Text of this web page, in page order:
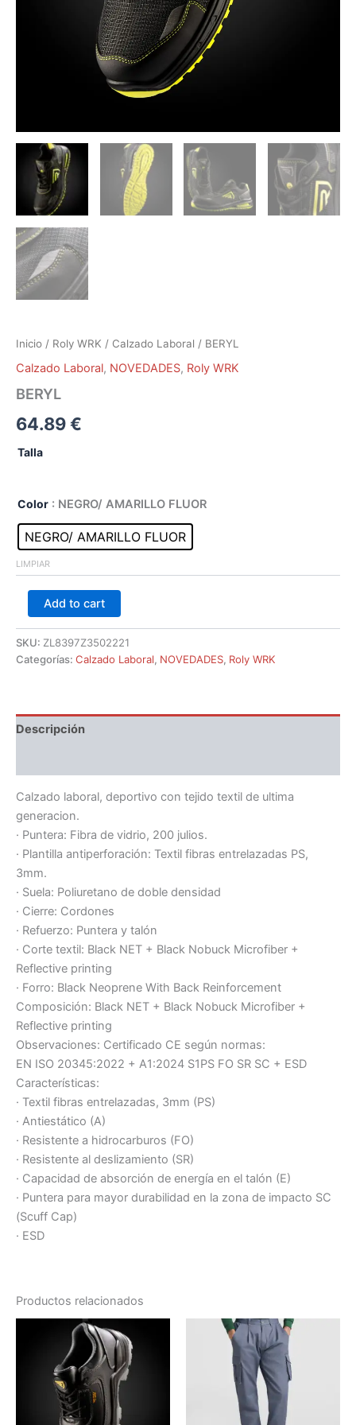
Inicio / Roly WRK / Calzado Laboral / BERYL
Calzado Laboral, NOVEDADES, Roly WRK
BERYL
64.89€
Talla
Color : NEGRO/ AMARILLO FLUOR
NEGRO/ AMARILLO FLUOR
LIMPIAR
Add to cart
SKU: ZL8397Z3502221
Categorías: Calzado Laboral, NOVEDADES, Roly WRK
Descripción
Calzado laboral, deportivo con tejido textil de ultima
generacion.
· Puntera: Fibra de vidrio, 200 julios.
· Plantilla antiperforación: Textil fibras entrelazadas PS,
3mm.
· Suela: Poliuretano de doble densidad
· Cierre: Cordones
· Refuerzo: Puntera y talón
· Corte textil: Black NET + Black Nobuck Microfiber +
Reflective printing
· Forro: Black Neoprene With Back Reinforcement
Composición: Black NET + Black Nobuck Microfiber +
Reflective printing
Observaciones: Certificado CE según normas:
EN ISO 20345:2022 + A1:2024 S1PS FO SR SC + ESD
Características:
· Textil fibras entrelazadas, 3mm (PS)
· Antiestático (A)
· Resistente a hidrocarburos (FO)
· Resistente al deslizamiento (SR)
· Capacidad de absorción de energía en el talón (E)
· Puntera para mayor durabilidad en la zona de impacto SC
(Scuff Cap)
· ESD
Productos relacionados
Este
producto
tiene
múltiples
variantes.
Este
producto
tiene
múltiples
variantes.